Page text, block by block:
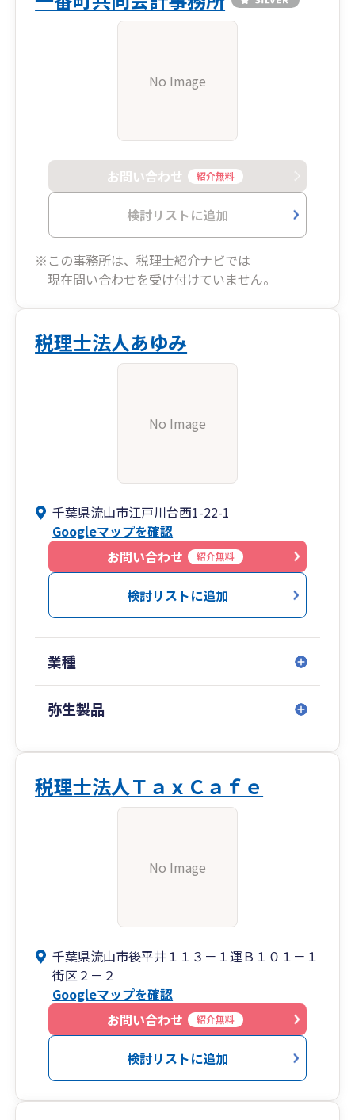
No Image
お問い合わせ 紹介無料
検討リストに追加
※この事務所は、税理士紹介ナビでは
現在問い合わせを受け付けていません。
税理士法人あゆみ
No Image
千葉県流山市江戸川台西1-22-1
Googleマップを確認
お問い合わせ
紹介無料
検討リストに追加
業種
弥生製品
税理士法人ＴａｘＣａｆｅ
No Image
千葉県流山市後平井１１３－１運Ｂ１０１－１
街区２－２
Googleマップを確認
お問い合わせ
紹介無料
検討リストに追加